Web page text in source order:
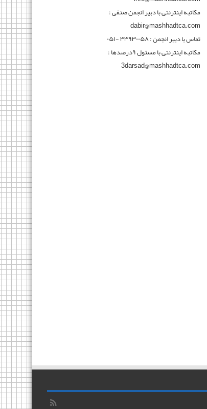
مکاتبه اینترنتی با دبیر انجمن صنفی :
dabir@mashhadtca.com
تماس با دبیر انجمن : ۳۳۹۳۰۰۵۸ -۰۵۱
مکاتبه اینترنتی با مسئول ۹درصدها :
3darsad@mashhadtca.com